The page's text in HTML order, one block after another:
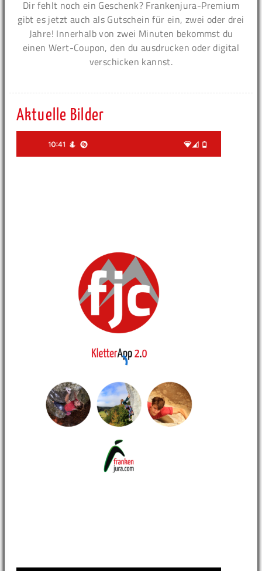
Dir fehlt noch ein Geschenk? Frankenjura-Premium
gibt es jetzt auch als Gutschein für ein, zwei oder drei
Jahre! Innerhalb von zwei Minuten bekommst du
einen Wert-Coupon, den du ausdrucken oder digital
verschicken kannst.
Aktuelle Bilder